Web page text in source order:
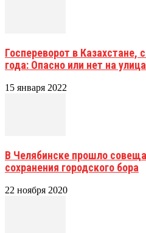
Госпереворот в Казахстане,
года: Опасно или нет на
15 января 2022
В Челябинске прошло
сохранения городского бора
22 ноября 2020